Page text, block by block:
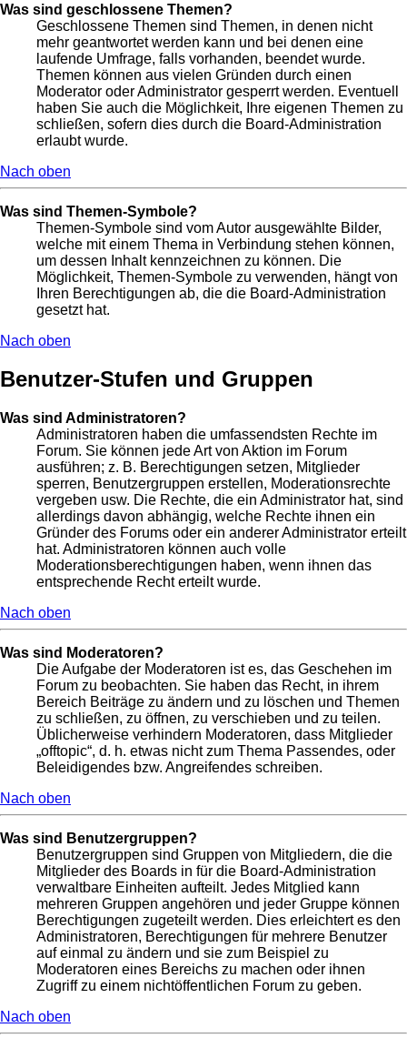
Was sind geschlossene Themen?
Geschlossene Themen sind Themen, in denen nicht
mehr geantwortet werden kann und bei denen eine
laufende Umfrage, falls vorhanden, beendet wurde.
Themen können aus vielen Gründen durch einen
Moderator oder Administrator gesperrt werden. Eventuell
haben Sie auch die Möglichkeit, Ihre eigenen Themen zu
schließen, sofern dies durch die Board-Administration
erlaubt wurde.
Nach oben
Was sind Themen-Symbole?
Themen-Symbole sind vom Autor ausgewählte Bilder,
welche mit einem Thema in Verbindung stehen können,
um dessen Inhalt kennzeichnen zu können. Die
Möglichkeit, Themen-Symbole zu verwenden, hängt von
Ihren Berechtigungen ab, die die Board-Administration
gesetzt hat.
Nach oben
Benutzer-Stufen und Gruppen
Was sind Administratoren?
Administratoren haben die umfassendsten Rechte im
Forum. Sie können jede Art von Aktion im Forum
ausführen; z. B. Berechtigungen setzen, Mitglieder
sperren, Benutzergruppen erstellen, Moderationsrechte
vergeben usw. Die Rechte, die ein Administrator hat, sind
allerdings davon abhängig, welche Rechte ihnen ein
Gründer des Forums oder ein anderer Administrator erteilt
hat. Administratoren können auch volle
Moderationsberechtigungen haben, wenn ihnen das
entsprechende Recht erteilt wurde.
Nach oben
Was sind Moderatoren?
Die Aufgabe der Moderatoren ist es, das Geschehen im
Forum zu beobachten. Sie haben das Recht, in ihrem
Bereich Beiträge zu ändern und zu löschen und Themen
zu schließen, zu öffnen, zu verschieben und zu teilen.
Üblicherweise verhindern Moderatoren, dass Mitglieder
„offtopic“, d. h. etwas nicht zum Thema Passendes, oder
Beleidigendes bzw. Angreifendes schreiben.
Nach oben
Was sind Benutzergruppen?
Benutzergruppen sind Gruppen von Mitgliedern, die die
Mitglieder des Boards in für die Board-Administration
verwaltbare Einheiten aufteilt. Jedes Mitglied kann
mehreren Gruppen angehören und jeder Gruppe können
Berechtigungen zugeteilt werden. Dies erleichtert es den
Administratoren, Berechtigungen für mehrere Benutzer
auf einmal zu ändern und sie zum Beispiel zu
Moderatoren eines Bereichs zu machen oder ihnen
Zugriff zu einem nichtöffentlichen Forum zu geben.
Nach oben